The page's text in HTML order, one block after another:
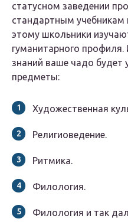
статусном заведении
стандартным учебникам
этому школьники
гуманитарного профиля.
знаний ваше чадо будет
предметы:
Художественная
Религиоведение.
Ритмика.
Филология.
Филология и так